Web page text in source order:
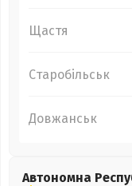
Щастя
Старобільськ
Довжанськ
Автономна